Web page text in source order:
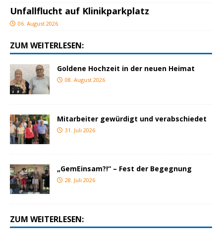
Unfallflucht auf Klinikparkplatz
06. August 2026
ZUM WEITERLESEN:
Goldene Hochzeit in der neuen Heimat
08. August 2026
Mitarbeiter gewürdigt und verabschiedet
31. Juli 2026
„GemEinsam?!“ – Fest der Begegnung
28. Juli 2026
ZUM WEITERLESEN: